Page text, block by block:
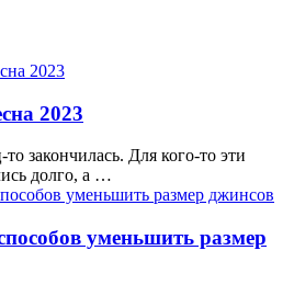
2023
закончилась. Для кого-то эти
долго, а …
уменьшить размер